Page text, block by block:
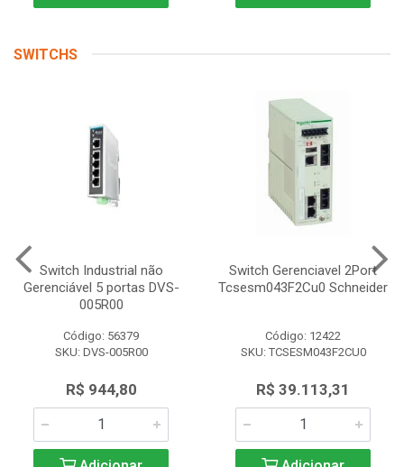
SWITCHS
Switch Industrial não
Gerenciável 5 portas DVS-
005R00
Código: 56379
SKU: DVS-005R00
R$ 944,80
Switch Gerenciavel 2Port
Tcsesm043F2Cu0 Schneider
Código: 12422
SKU: TCSESM043F2CU0
R$ 39.113,31